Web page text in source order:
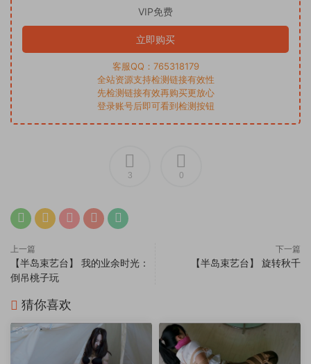
VIP免费
立即购买
客服QQ：765318179
全站资源支持检测链接有效性
先检测链接有效再购买更放心
登录账号后即可看到检测按钮
3 0
上一篇
【半岛束艺台】 我的业余时光：
倒吊桃子玩
下一篇
【半岛束艺台】 旋转秋千
猜你喜欢